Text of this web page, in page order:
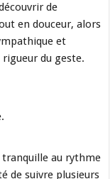
de
en douceur, alors
et
rigueur du geste.
au rythme
de suivre plusieurs